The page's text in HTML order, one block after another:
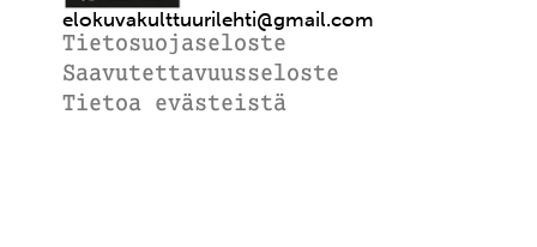
elokuvakulttuurilehti@gmail.com
Tietosuojaseloste
Saavutettavuusseloste
Tietoa evästeistä